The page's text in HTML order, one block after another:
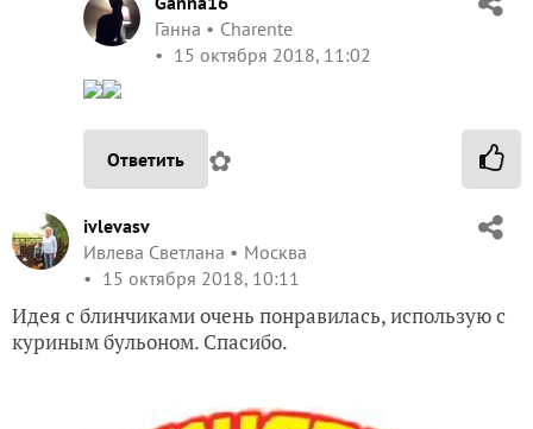
Ганна
Charente
15 октября 2018, 11:02
Ответить ✿
ivlevasv
Ивлева Светлана
Москва
15 октября 2018, 10:11
Идея с блинчиками очень понравилась, использую с
куриным бульоном. Спасибо.